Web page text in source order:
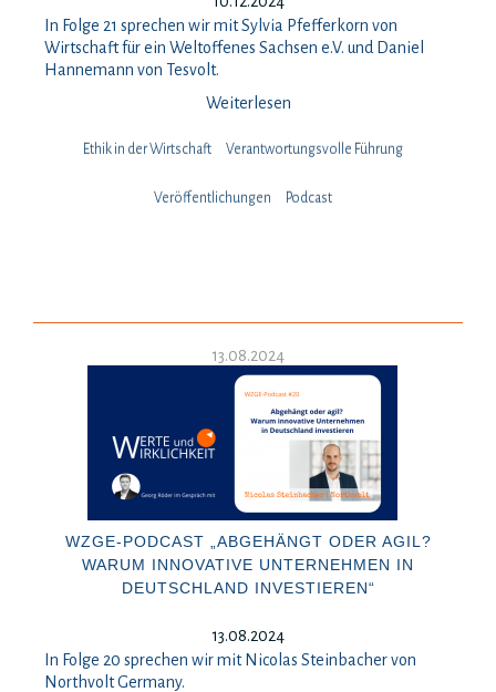
In Folge 21 sprechen wir mit Sylvia Pfefferkorn von
Wirtschaft für ein Weltoffenes Sachsen e.V. und Daniel
Hannemann von Tesvolt.
Weiterlesen
Ethik in der Wirtschaft Verantwortungsvolle Führung
Veröffentlichungen Podcast
13.08.2024
WZGE-PODCAST „ABGEHÄNGT ODER AGIL?
WARUM INNOVATIVE UNTERNEHMEN IN
DEUTSCHLAND INVESTIEREN“
13.08.2024
In Folge 20 sprechen wir mit Nicolas Steinbacher von
Northvolt Germany.